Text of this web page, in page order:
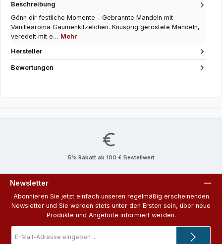
Beschreibung
Gönn dir festliche Momente – Gebrannte Mandeln mit
Vanillearoma Gaumenkitzelchen. Knusprig geröstete Mandeln,
veredelt mit e… Mehr
Hersteller
Bewertungen
5% Rabatt ab 100 € Bestellwert
Newsletter
Abonnieren Sie jetzt einfach unseren regelmäßig erscheinenden
Newsletter und Sie werden stets unter den Ersten sein, über neue
Produkte und Angebote informiert werden.
Mail-